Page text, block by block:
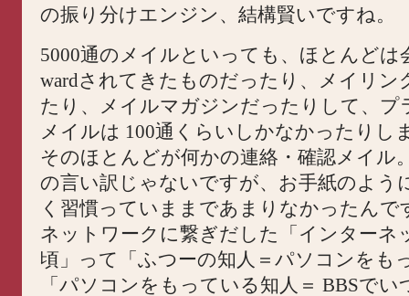
の振り分けエンジン、結構賢いですね。
5000通のメイルといっても、ほとんどは
wardされてきたものだったり、メイリン
たり、メイルマガジンだったりして、プ
メイルは 100通くらいしかなかったりし
そのほとんどが何かの連絡・確認メイル
の言い訳じゃないですが、お手紙のよう
く習慣っていままであまりなかったんで
ネットワークに繋ぎだした「インターネ
頃」って「ふつーの知人＝パソコンをも
「パソコンをもっている知人＝ BBSでい